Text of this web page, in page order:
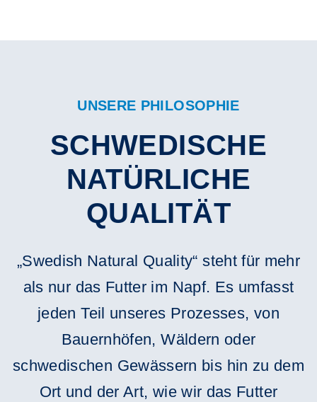
UNSERE PHILOSOPHIE
SCHWEDISCHE
NATÜRLICHE
QUALITÄT
„Swedish Natural Quality“ steht für mehr
als nur das Futter im Napf. Es umfasst
jeden Teil unseres Prozesses, von
Bauernhöfen, Wäldern oder
schwedischen Gewässern bis hin zu dem
Ort und der Art, wie wir das Futter